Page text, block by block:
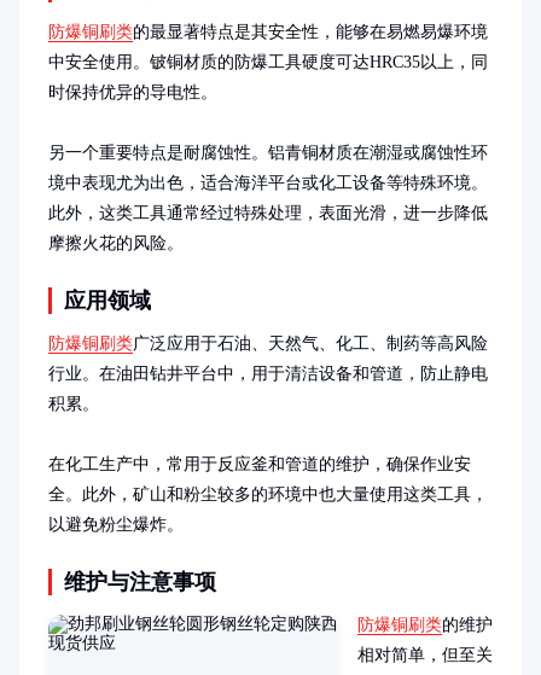
防爆铜刷类的最显著特点是其安全性，能够在易燃易爆环境
中安全使用。铍铜材质的防爆工具硬度可达HRC35以上，同
时保持优异的导电性。
另一个重要特点是耐腐蚀性。铝青铜材质在潮湿或腐蚀性环
境中表现尤为出色，适合海洋平台或化工设备等特殊环境。
此外，这类工具通常经过特殊处理，表面光滑，进一步降低
摩擦火花的风险。
应用领域
防爆铜刷类广泛应用于石油、天然气、化工、制药等高风险
行业。在油田钻井平台中，用于清洁设备和管道，防止静电
积累。
在化工生产中，常用于反应釜和管道的维护，确保作业安
全。此外，矿山和粉尘较多的环境中也大量使用这类工具，
以避免粉尘爆炸。
维护与注意事项
防爆铜刷类的维护
相对简单，但至关